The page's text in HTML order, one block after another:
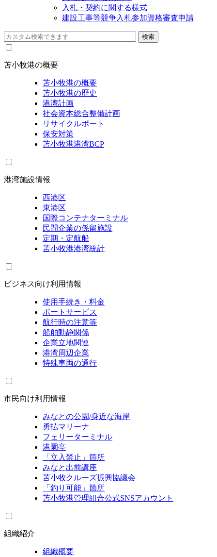
入札・契約に関する様式
建設工事等競争入札参加資格審査申請
苫小牧港の概要
苫小牧港の概要
苫小牧港の歴史
港湾計画
社会資本総合整備計画
リサイクルポート
保安対策
苫小牧港港湾BCP
港湾施設情報
西港区
東港区
国際コンテナターミナル
民間企業の係留施設
定期・定航船
苫小牧港港湾統計
ビジネス向け利用情報
使用手続き・料金
ポートサービス
航行時の注意等
船舶動静関係
企業立地関連
港湾周辺企業
特殊車両の通行
市民向け利用情報
みなとの公園/身近な海岸
勇払マリーナ
フェリーターミナル
港園亭
「立入禁止」箇所
みなと出前講座
苫小牧クルーズ振興協議会
「釣り可能」箇所
苫小牧港管理組合公式SNSアカウント
組織紹介
組織概要